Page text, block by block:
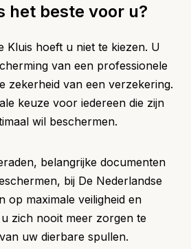
het beste voor u?
Kluis hoeft u niet te kiezen. U
van een professionele
zekerheid van een verzekering.
keuze voor iedereen die zijn
wil beschermen.
belangrijke documenten
bij De Nederlandse
op maximale veiligheid en
zich nooit meer zorgen te
uw dierbare spullen.